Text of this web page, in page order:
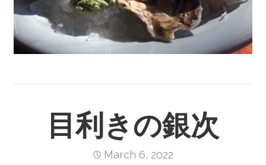
目利きの銀次
March 6, 2022